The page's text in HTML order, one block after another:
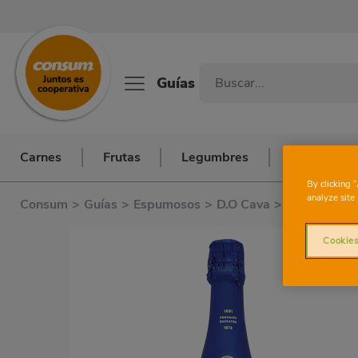
Guías
Carnes Frutas Legumbres
Consum > Guías > Espumosos > D.O Cava > Vino Gran
By clicking
analyze site